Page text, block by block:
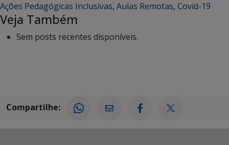
Ações Pedagógicas Inclusivas, Aulas Remotas, Covid-19
Veja Também
Sem posts recentes disponíveis.
Compartilhe: